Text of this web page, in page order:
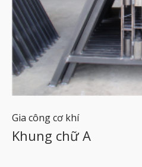
Gia công cơ khí
Khung chữ A